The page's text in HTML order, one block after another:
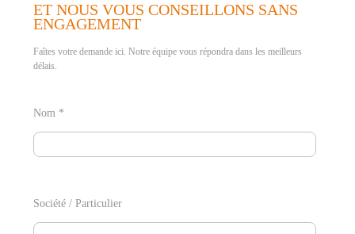
ET NOUS VOUS CONSEILLONS SANS
ENGAGEMENT
Faîtes votre demande ici. Notre équipe vous répondra dans les meilleurs
délais.
Nom *
Société / Particulier